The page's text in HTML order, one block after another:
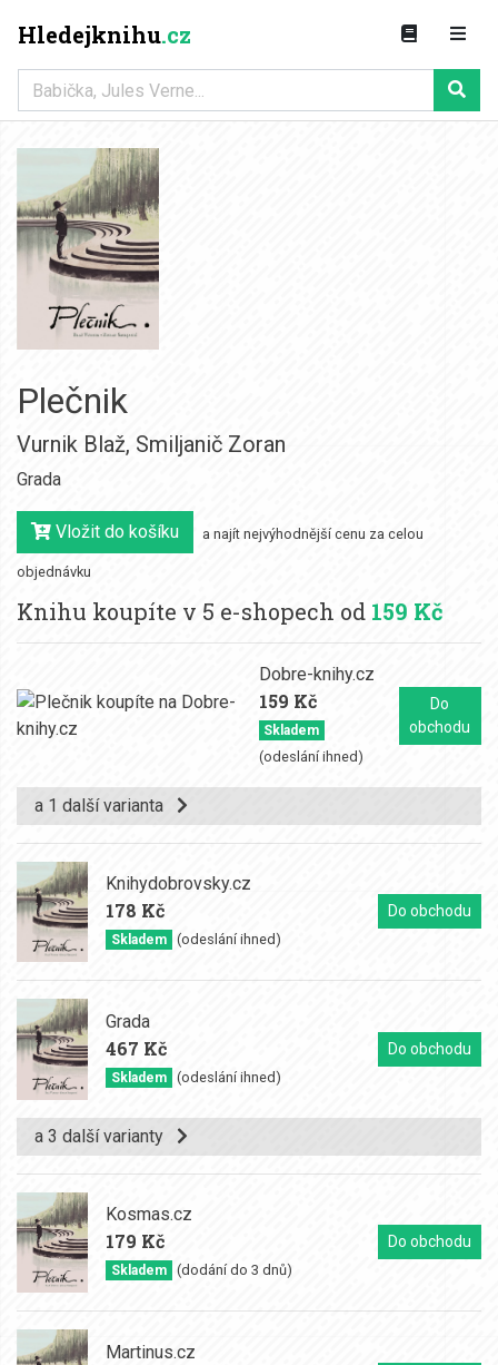
Hledejknihu.cz
Plečnik
Vurnik Blaž, Smiljanič Zoran
Grada
Vložit do košíku a najít nejvýhodnější cenu za celou
objednávku
Knihu koupíte v 5 e-shopech od 159 Kč
Dobre-knihy.cz
159 Kč
Skladem
(odeslání ihned)
Do
obchodu
a 1 další varianta
Knihydobrovsky.cz
178 Kč
Skladem (odeslání ihned)
Do obchodu
Grada
467 Kč
Skladem (odeslání ihned)
Do obchodu
a 3 další varianty
Kosmas.cz
179 Kč
Skladem (dodání do 3 dnů)
Do obchodu
Martinus.cz